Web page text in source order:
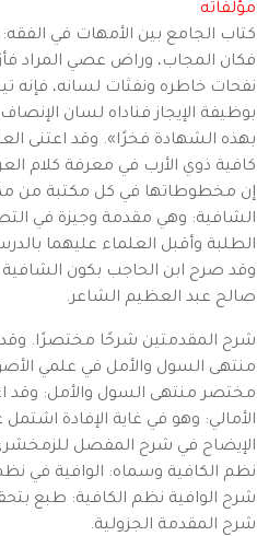
مؤلفاته
كتاب الجامع بين الأمهات في
فكان المجاب، وراض عصي المراد
نفحات خاطره ونفثات لسانه، فإنه
بوظيفة الإيجاز فناداه لسان
بهذه الشهادة فخرًا». وقد اعتنى
كافية ذوي الأرب في معرفة كلام
إن مخطوطاتها في كل مكتبة من مكتبات العالم تقريبًا. وقد
الطلبة وأقبل العلماء عليهما
وقد صرح ابن الحاجب بكون
صالح عبد العظيم الشاعر.
شرح المقدمتين شرحًا مختصرًا.
منتهى السول والأمل في علمي
مختصر منتهى السول والأمل: وقد
الأمالي: وهو في غاية الإفادة
الإيضاح في شرح المفصل
نظم الكافية وسماه: الوافية في
شرح الوافية نظم الكافية: طبع
شرح المقدمة الجزولية.